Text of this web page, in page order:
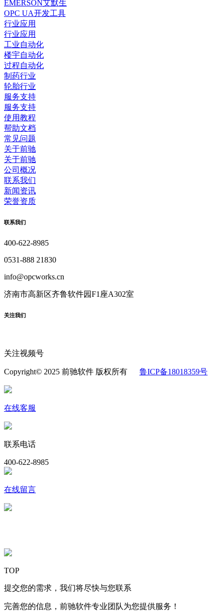
EMERSON艾默生
OPC UA开发工具
行业应用
行业应用
工业自动化
楼宇自动化
过程自动化
制药行业
轮胎行业
服务支持
服务支持
使用教程
帮助文档
常见问题
关于前驰
关于前驰
公司概况
联系我们
新闻资讯
荣誉资质
联系我们
400-622-8985
0531-888 21830
info@opcworks.cn
济南市高新区齐鲁软件园F1座A302室
关注我们
关注视频号
Copyright© 2025 前驰软件 版权所有 鲁ICP备18018359号
在线客服
联系电话
400-622-8985
在线留言
TOP
提交您的需求，我们将尽快与您联系
完善您的信息，前驰软件专业团队为您提供服务！